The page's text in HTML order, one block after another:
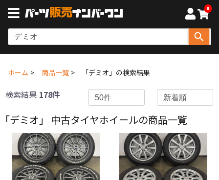
0
ホーム 商品一覧 「デミオ」の検索結果
検索結果 178件
「デミオ」 中古タイヤホイールの商品一覧